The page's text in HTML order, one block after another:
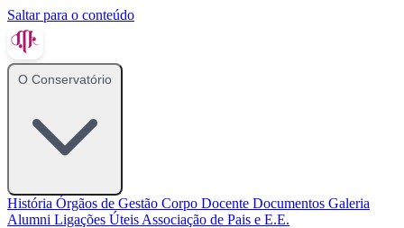
Saltar para o conteúdo
O Conservatório
História Órgãos de Gestão Corpo Docente Documentos Galeria
Alumni Ligações Úteis Associação de Pais e E.E.